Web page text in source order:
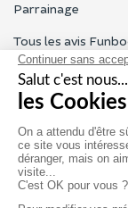
Parrainage
Tous les avis
Particuliers,
Notre service
Nous contacter